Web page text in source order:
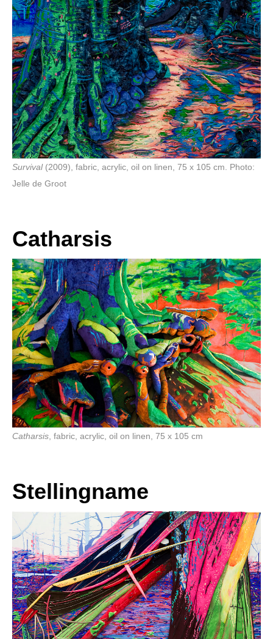
Survival(2009), fabric, acrylic, oil on linen, 75 x 105 cm. Photo:
Jelle de Groot
Catharsis
Catharsis, fabric, acrylic, oil on linen, 75 x 105 cm
Stellingname